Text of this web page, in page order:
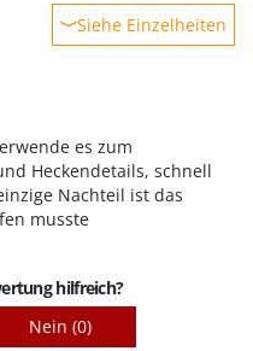
Siehe Einzelheiten
es zum
Heckendetails, schnell
Nachteil ist das
musste
hilfreich?
Nein (0)